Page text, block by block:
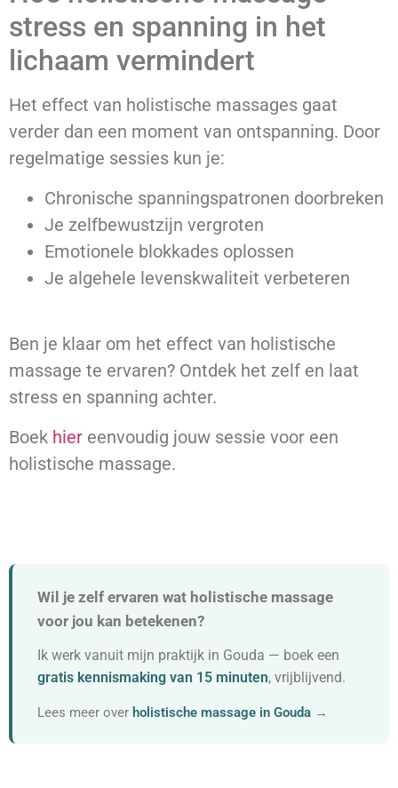
stress en spanning in het
lichaam vermindert
Het effect van holistische massages gaat
verder dan een moment van ontspanning. Door
regelmatige sessies kun je:
Chronische spanningspatronen doorbreken
Je zelfbewustzijn vergroten
Emotionele blokkades oplossen
Je algehele levenskwaliteit verbeteren
Ben je klaar om het effect van holistische
massage te ervaren? Ontdek het zelf en laat
stress en spanning achter.
Boek hier eenvoudig jouw sessie voor een
holistische massage.
Wil je zelf ervaren wat holistische massage
voor jou kan betekenen?
Ik werk vanuit mijn praktijk in Gouda — boek een
gratis kennismaking van 15 minuten, vrijblijvend.
Lees meer over holistische massage in Gouda →